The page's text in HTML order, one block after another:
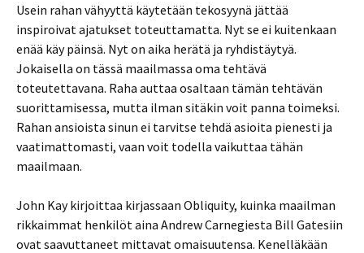
Usein rahan vähyyttä käytetään tekosyynä jättää
inspiroivat ajatukset toteuttamatta. Nyt se ei kuitenkaan
enää käy päinsä. Nyt on aika herätä ja ryhdistäytyä.
Jokaisella on tässä maailmassa oma tehtävä
toteutettavana. Raha auttaa osaltaan tämän tehtävän
suorittamisessa, mutta ilman sitäkin voit panna toimeksi.
Rahan ansioista sinun ei tarvitse tehdä asioita pienesti ja
vaatimattomasti, vaan voit todella vaikuttaa tähän
maailmaan.
John Kay kirjoittaa kirjassaan Obliquity, kuinka maailman
rikkaimmat henkilöt aina Andrew Carnegiesta Bill Gatesiin
ovat saavuttaneet mittavat omaisuutensa. Kenelläkään